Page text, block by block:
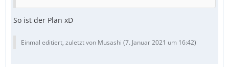
So ist der Plan xD
Einmal editiert, zuletzt von Musashi (7. Januar 2021 um 16:42)